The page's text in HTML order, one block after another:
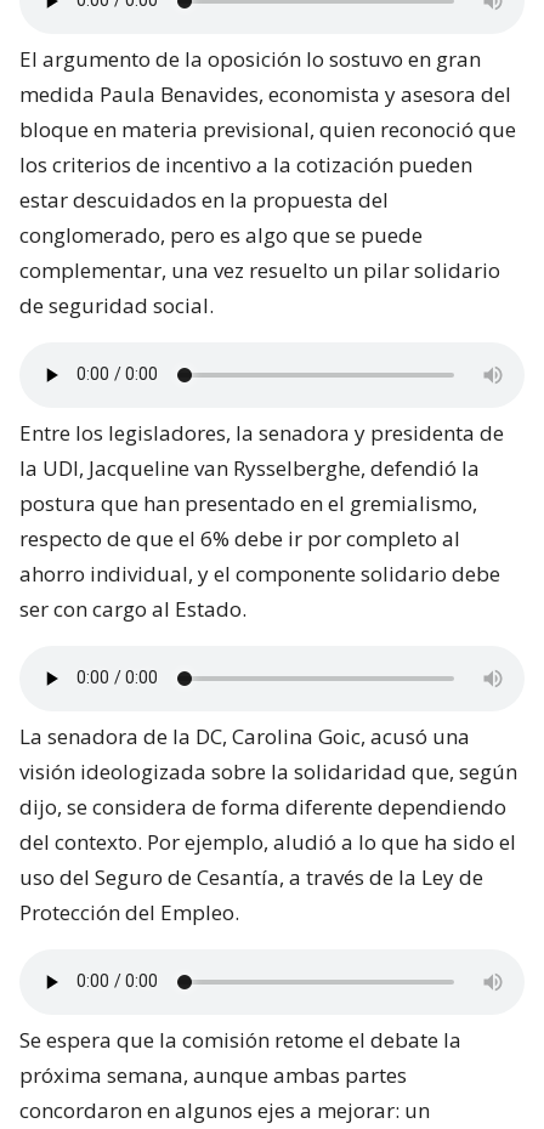
El argumento de la oposición lo sostuvo en gran
medida Paula Benavides, economista y asesora del
bloque en materia previsional, quien reconoció que
los criterios de incentivo a la cotización pueden
estar descuidados en la propuesta del
conglomerado, pero es algo que se puede
complementar, una vez resuelto un pilar solidario
de seguridad social.
Entre los legisladores, la senadora y presidenta de
la UDI, Jacqueline van Rysselberghe, defendió la
postura que han presentado en el gremialismo,
respecto de que el 6% debe ir por completo al
ahorro individual, y el componente solidario debe
ser con cargo al Estado.
La senadora de la DC, Carolina Goic, acusó una
visión ideologizada sobre la solidaridad que, según
dijo, se considera de forma diferente dependiendo
del contexto. Por ejemplo, aludió a lo que ha sido el
uso del Seguro de Cesantía, a través de la Ley de
Protección del Empleo.
Se espera que la comisión retome el debate la
próxima semana, aunque ambas partes
concordaron en algunos ejes a mejorar: un